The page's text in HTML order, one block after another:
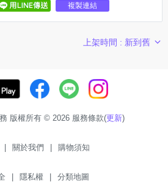
複製連結
上架時間 : 新到舊
版權所有 © 2026 服務條款(更新)
| 關於我們 | 購物須知
| 隱私權 | 分類地圖